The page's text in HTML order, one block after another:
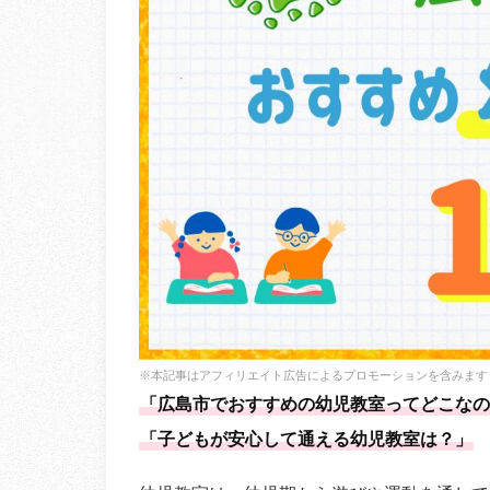
※本記事はアフィリエイト広告によるプロモーションを含みます
「広島市でおすすめの幼児教室ってどこな
「子どもが安心して通える幼児教室は？」